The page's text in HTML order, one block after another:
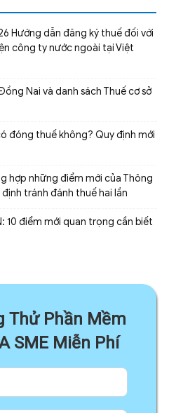
Hướng dẫn đăng ký thuế đối với
công ty nước ngoài tại Việt
Nai và danh sách Thuế cơ sở
đóng thuế không? Quy định mới
hợp những điểm mới của Thông
tránh đánh thuế hai lần
10 điểm mới quan trọng cần biết
Thử Phần Mềm
SME Miễn Phí